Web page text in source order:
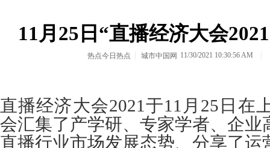
11月25日“直播经济大会
热点今日热点 城市中国网 11/30/2021 10:30:56 AM
直播经济大会2021于11月25日在
会汇集了产学研、专家学者、企业
直播行业市场发展态势、分享了